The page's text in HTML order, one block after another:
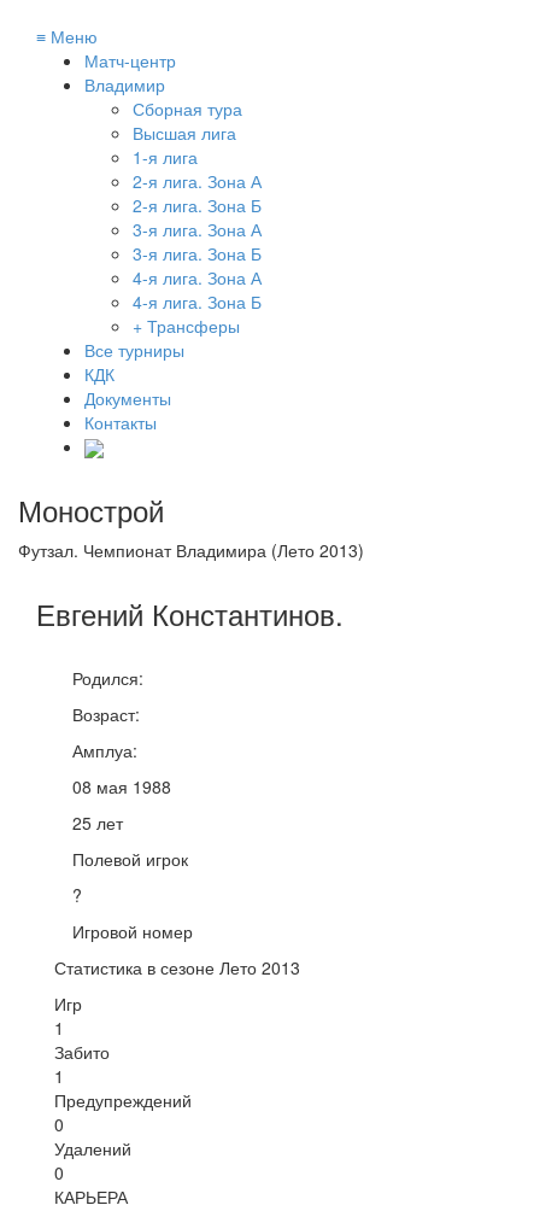
≡ Меню
Матч-центр
Владимир
Сборная тура
Высшая лига
1-я лига
2-я лига. Зона А
2-я лига. Зона Б
3-я лига. Зона А
3-я лига. Зона Б
4-я лига. Зона А
4-я лига. Зона Б
+ Трансферы
Все турниры
КДК
Документы
Контакты
Монострой
Футзал. Чемпионат Владимира (Лето 2013)
Евгений Константинов.
Родился:
Возраст:
Амплуа:
08 мая 1988
25 лет
Полевой игрок
?
Игровой номер
Статистика в сезоне Лето 2013
Игр
1
Забито
1
Предупреждений
0
Удалений
0
КАРЬЕРА